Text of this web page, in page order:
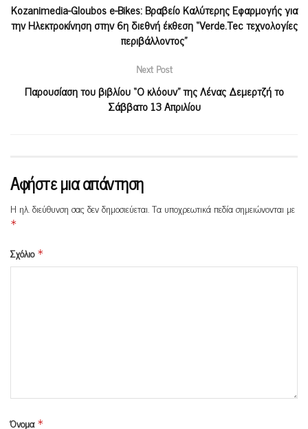
Kozanimedia-Gloubos e-Bikes: Βραβείο Καλύτερης Εφαρμογής για
την Ηλεκτροκίνηση στην 6η διεθνή έκθεση “Verde.Τec τεχνολογίες
περιβάλλοντος”
Next Post
Παρουσίαση του βιβλίου “Ο κλόουν” της Λένας Δεμερτζή το
Σάββατο 13 Απριλίου
Αφήστε μια απάντηση
Η ηλ. διεύθυνση σας δεν δημοσιεύεται.Τα υποχρεωτικά πεδία σημειώνονται με
*
Σχόλιο *
Όνομα *